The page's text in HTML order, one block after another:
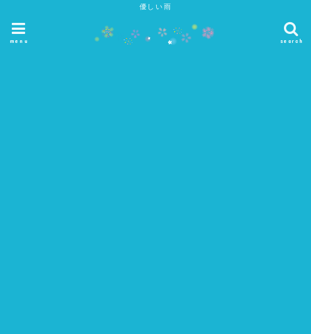
優しい雨
search
menu